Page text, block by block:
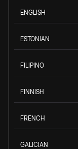
ENGLISH
ESTONIAN
FILIPINO
FINNISH
FRENCH
GALICIAN